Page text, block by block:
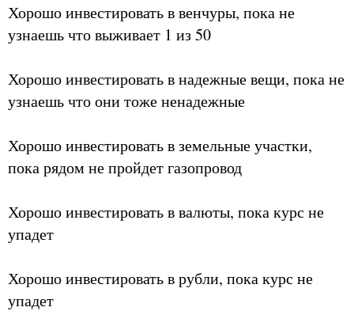
Хорошо инвестировать в венчуры, пока не
узнаешь что выживает 1 из 50
Хорошо инвестировать в надежные вещи, пока не
узнаешь что они тоже ненадежные
Хорошо инвестировать в земельные участки,
пока рядом не пройдет газопровод
Хорошо инвестировать в валюты, пока курс не
упадет
Хорошо инвестировать в рубли, пока курс не
упадет